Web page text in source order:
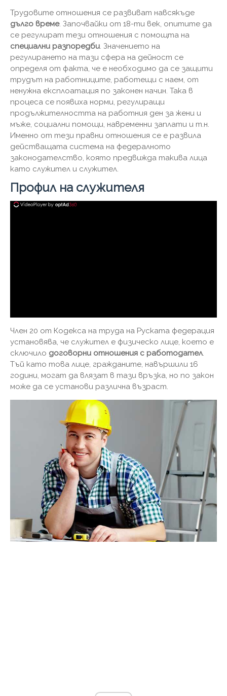
Трудовите отношения се развиват навсякъде
дълго време. Започвайки от 18-ти век, опитите да
се регулират тези отношения с помощта на
специални разпоредби. Значението на
регулирането на тази сфера на дейност се
определя от факта, че е необходимо да се защити
трудът на работниците, работещи с наем, от
ненужна експлоатация по законен начин. Така в
процеса се появиха норми, регулиращи
продължителността на работния ден за жени и
мъже, социални помощи, навременни заплати и т.н.
Именно от тези правни отношения се е развила
действащата система на федералното
законодателство, която предвижда такива лица
като служител и служител.
Профил на служителя
Член 20 от Кодекса на труда на Руската федерация
установява, че служител е физическо лице, което е
сключило договорни отношения с работодател
Тъй като това лице, гражданите, навършили 16
години, могат да влязат в тази връзка, но по закон
може да се установи различна възраст.